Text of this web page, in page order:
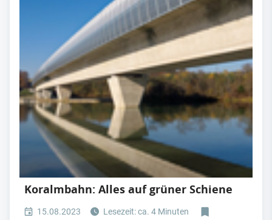
Koralmbahn: Alles auf grüner Schiene
15.08.2023 Lesezeit: ca. 4 Minuten